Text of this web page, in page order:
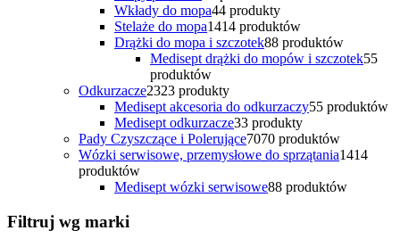
Wkłady do mopa44 produkty
Stelaże do mopa1414 produktów
Drążki do mopa i szczotek88 produktów
Medisept drążki do mopów i szczotek55
produktów
Odkurzacze2323 produkty
Medisept akcesoria do odkurzaczy55 produktów
Medisept odkurzacze33 produkty
Pady Czyszczące i Polerujące7070 produktów
Wózki serwisowe, przemysłowe do sprzątania1414
produktów
Medisept wózki serwisowe88 produktów
Filtruj wg marki